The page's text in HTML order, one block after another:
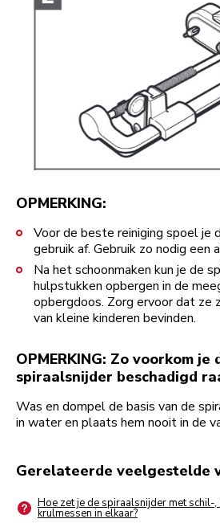
OPMERKING:
Voor de beste reiniging spoel je
gebruik af. Gebruik zo nodig een
Na het schoonmaken kun je de
hulpstukken opbergen in de
opbergdoos. Zorg ervoor dat ze
van kleine kinderen bevinden.
OPMERKING: Zo voorkom je
spiraalsnijder beschadigd
Was en dompel de basis van de
in water en plaats hem nooit in de
Gerelateerde veelgestelde
Hoe zet je de spiraalsnijder met schil-,
krulmessen in elkaar?